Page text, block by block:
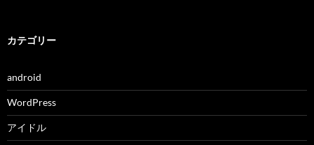
カテゴリー
android
WordPress
アイドル